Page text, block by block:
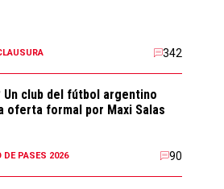
342
Un club del fútbol argentino
oferta formal por Maxi Salas
DE PASES 2026 90